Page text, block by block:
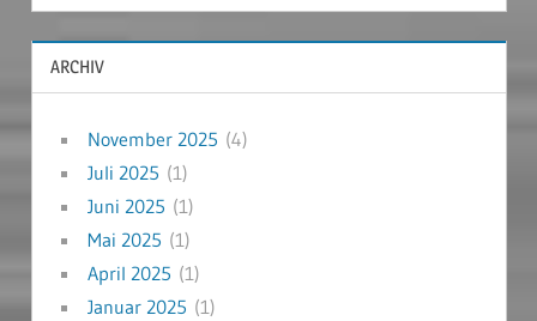
ARCHIV
November 2025 (4)
Juli 2025 (1)
Juni 2025 (1)
Mai 2025 (1)
April 2025 (1)
Januar 2025 (1)